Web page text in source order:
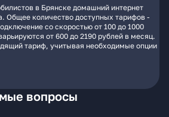
в Брянске домашний интернет
Общее количество доступных тарифов -
со скоростью от 100 до 1000
от 600 до 2190 рублей в месяц.
тариф, учитывая необходимые опции
вопросы